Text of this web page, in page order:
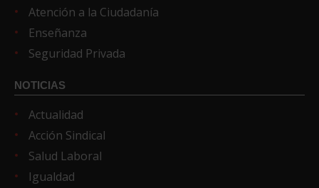
Atención a la Ciudadanía
Enseñanza
Seguridad Privada
NOTICIAS
Actualidad
Acción Sindical
Salud Laboral
Igualdad